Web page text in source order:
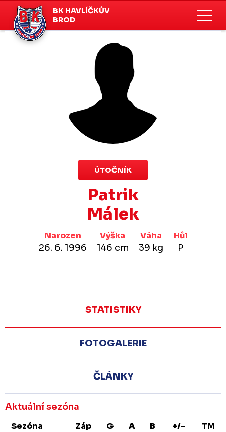
BK HAVLÍČKŮV
BROD
ÚTOČNÍK
Patrik
Málek
Narozen
26. 6. 1996
Výška
146 cm
Váha
39 kg
Hůl
P
STATISTIKY
FOTOGALERIE
ČLÁNKY
Aktuální sezóna
Sezóna Záp G A B +/- TM